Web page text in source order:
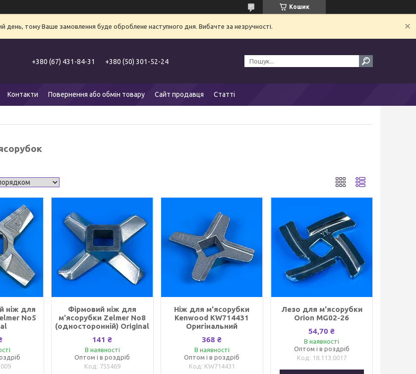
Кошик
день, тому Ваше замовлення буде оброблене наступного дня. Вибачте за незручності.
+380 (67) 431-84-31 +380 (50) 301-52-24
Контакти Повернення або обмін товару Сайт продавця Статті
ніж для
No5
Фірмовий ніж для
м'ясорубки Zelmer No8
(односторонній) Original
141 ₴
В наявності
Оптом і в роздріб
755469
Ніж для м'ясорубки
Kenwood KW714431
Оригінальний
368 ₴
В наявності
Оптом і в роздріб
KW714431
Лезо для м'ясорубки
Orion MG02-26
54,70 ₴
В наявності
Оптом і в роздріб
18.113.0017